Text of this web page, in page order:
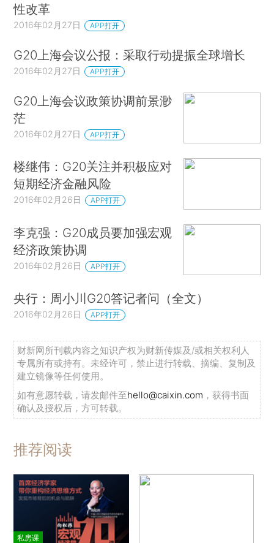
性改革
2016年02月27日 APP打开
G20上海会议公报：采取行动提振全球增长
2016年02月27日 APP打开
G20上海会议政策协调前景渺
茫
2016年02月27日 APP打开
楼继伟：G20关注并积极应对
短期经济金融风险
2016年02月26日 APP打开
李克强：G20成员要加强宏观
经济政策协调
2016年02月26日 APP打开
央行：周小川G20答记者问（全文）
2016年02月26日 APP打开
财新网所刊载内容之知识产权为财新传媒及/或相关权利人
专属所有或持有。未经许可，禁止进行转载、摘编、复制及
建立镜像等任何使用。
如有意愿转载，请发邮件至hello@caixin.com ，获得书面
确认及授权后，方可转载。
推荐阅读
私房课